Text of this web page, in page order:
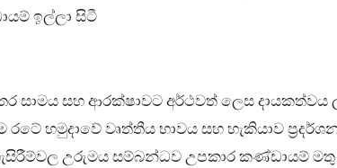
ඉල්ලා සිටී
සාමය සහ ආරක්ෂාවට අර්ථවත් ලෙස දායකත්වය
හමුදාවේ වෘත්තීය භාවය සහ හැකියාව
උරුමය සම්බන්ධව උපකාර කණ්ඩායම්